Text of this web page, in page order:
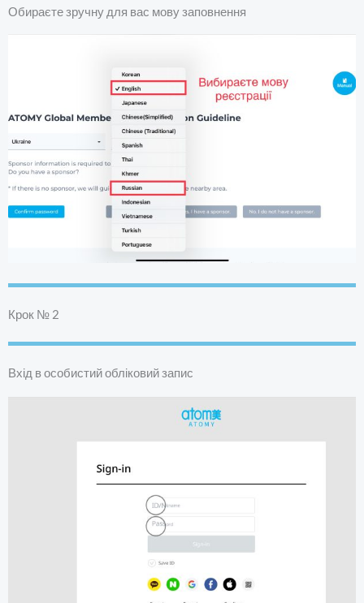
Обираєте зручну для вас мову заповнення
Крок № 2
Вхід в особистий обліковий запис